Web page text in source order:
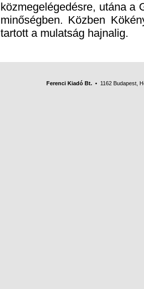
tartott a mulatság hajnalig.
Ferenci Kiadó Bt. • 1162 Budapest,